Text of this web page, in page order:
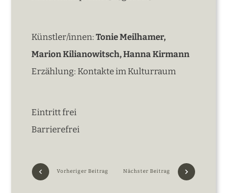
Künstler/innen:Tonie Meilhamer,
Marion Kilianowitsch, Hanna Kirmann
Erzählung: Kontakte im Kulturraum
Eintritt frei
Barrierefrei
Vorheriger Beitrag Nächster Beitrag